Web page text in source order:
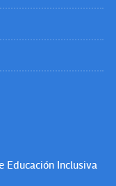
Educación Inclusiva